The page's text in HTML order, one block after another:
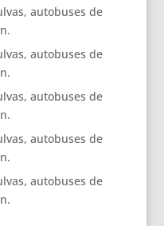
autobuses de
autobuses de
autobuses de
autobuses de
autobuses de